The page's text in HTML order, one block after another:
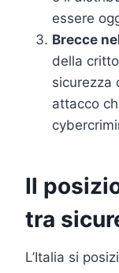
essere
Brecce
della
sicurezza
attacco
Il
tra
L’Italia si